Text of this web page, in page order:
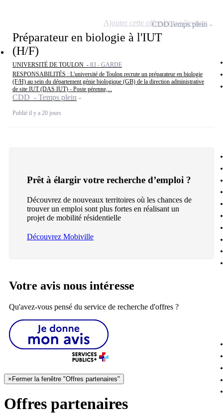
Préparateur en biologie à l'IUT
(H/F)
UNIVERSITÉ DE TOULON - 83 - GARDE
RESPONSABILITÉS : L'université de Toulon recrute un préparateur en biologie
(F/H) au sein du département génie biologique (GB) de la direction administrative
de site IUT (DAS IUT) - Poste pérenne,...
CDD - Temps plein
Publié il y a 20 jours
CDDTemps plein
Ajouter cette offre à ma sélection
Prêt à élargir votre recherche d’emploi ?
Découvrez de nouveaux territoires où les chances de
trouver un emploi sont plus fortes en réalisant un
projet de mobilité résidentielle
Découvrez Mobiville
Votre avis nous intéresse
Qu'avez-vous pensé du service de recherche d'offres ?
× Fermer la fenêtre "Offres partenaires"
Offres partenaires